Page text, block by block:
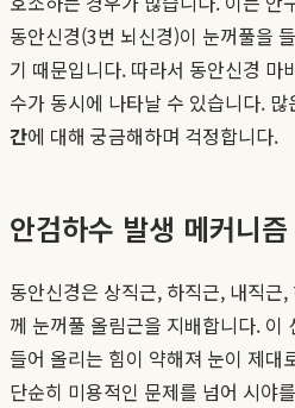
동안신경(3번 뇌신경)이 눈꺼풀을
기 때문입니다. 따라서 동안신경 마
수가 동시에 나타날 수 있습니다. 많
간에 대해 궁금해하며 걱정합니다.
안검하수 발생 메커니즘
동안신경은 상직근, 하직근, 내직근
께 눈꺼풀 올림근을 지배합니다. 이
들어 올리는 힘이 약해져 눈이 제대
단순히 미용적인 문제를 넘어 시야